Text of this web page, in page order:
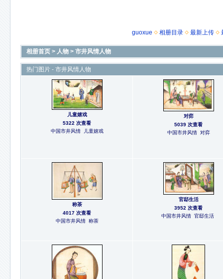
guoxue 相册目录 最新上传
相册首页 > 人物 > 市井风情人物
热门图片 - 市井风情人物
儿童嬉戏
5322 次查看
中国市井风情 儿童嬉戏
对弈
5039 次查看
中国市井风情 对弈
称茶
4017 次查看
中国市井风情 称茶
官邸生活
3952 次查看
中国市井风情 官邸生活